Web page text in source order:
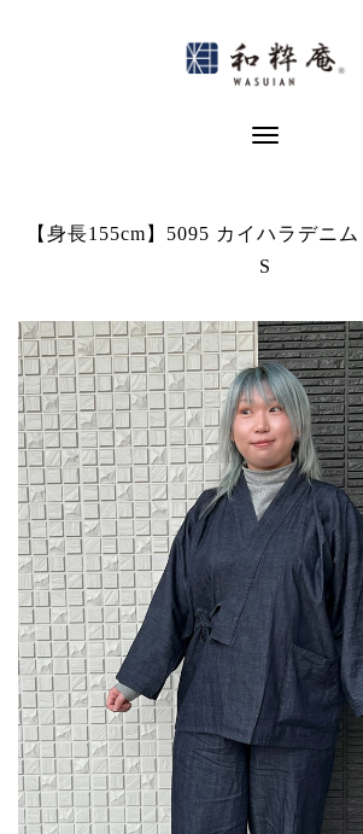
Toggle
【身長155cm】5095 カイハラデニ
S